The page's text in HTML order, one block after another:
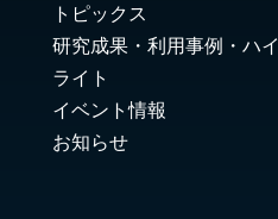
トピックス
研究成果・利用事例・ハイ
ライト
イベント情報
お知らせ